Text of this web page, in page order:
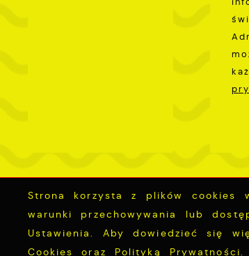
Mapa serwisu RSS Aktualności
Strona korzysta z plików cookies
warunki przechowywania lub
Ustawienia. Aby dowiedzieć się
Cookies oraz Polityką Prywatności.